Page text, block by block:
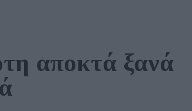
αποκτά ξανά